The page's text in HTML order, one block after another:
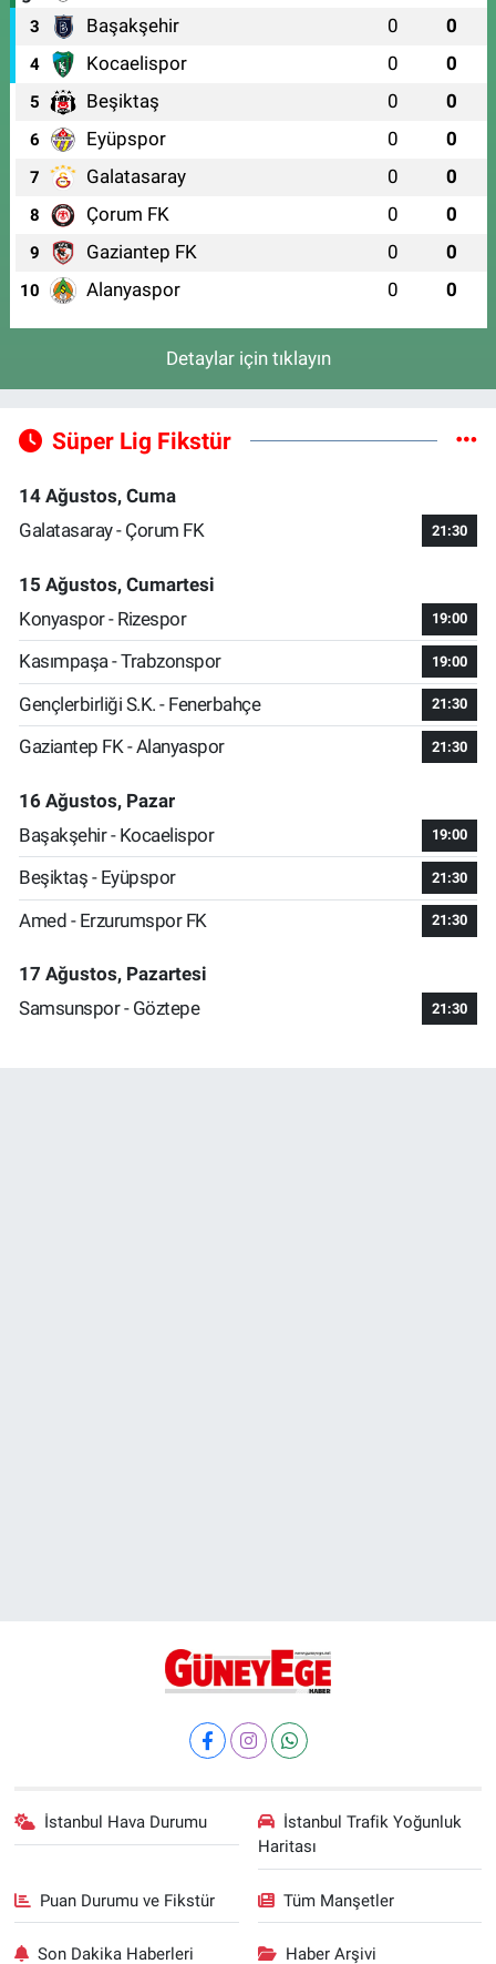
3 Başakşehir 0 0
4 Kocaelispor 0 0
5 Beşiktaş 0 0
6 Eyüpspor 0 0
7 Galatasaray 0 0
8 Çorum FK 0 0
9 Gaziantep FK 0 0
10 Alanyaspor 0 0
Detaylar için tıklayın
Süper Lig Fikstür
14 Ağustos, Cuma
Galatasaray - Çorum FK
21:30
15 Ağustos, Cumartesi
Konyaspor - Rizespor
19:00
Kasımpaşa - Trabzonspor 19:00
Gençlerbirliği S.K. - Fenerbahçe 21:30
Gaziantep FK - Alanyaspor 21:30
16 Ağustos, Pazar
Başakşehir - Kocaelispor
19:00
Beşiktaş - Eyüpspor 21:30
Amed - Erzurumspor FK 21:30
17 Ağustos, Pazartesi
Samsunspor - Göztepe
21:30
İstanbul Hava Durumu
İstanbul Trafik Yoğunluk
Haritası
Puan Durumu ve Fikstür Tüm Manşetler
Son Dakika Haberleri Haber Arşivi